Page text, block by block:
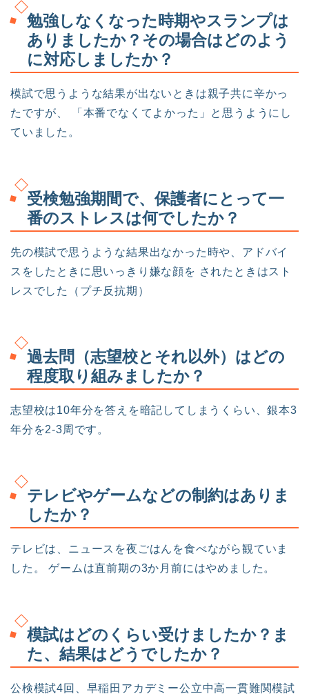
勉強しなくなった時期やスランプは
ありましたか？その場合はどのよう
に対応しましたか？
模試で思うような結果が出ないときは親子共に辛かっ
たですが、 「本番でなくてよかった」と思うようにし
ていました。
受検勉強期間で、保護者にとって一
番のストレスは何でしたか？
先の模試で思うような結果出なかった時や、アドバイ
スをしたときに思いっきり嫌な顔を されたときはスト
レスでした（プチ反抗期）
過去問（志望校とそれ以外）はどの
程度取り組みましたか？
志望校は10年分を答えを暗記してしまうくらい、銀本3
年分を2-3周です。
テレビやゲームなどの制約はありま
したか？
テレビは、ニュースを夜ごはんを食べながら観ていま
した。 ゲームは直前期の3か月前にはやめました。
模試はどのくらい受けましたか？ま
た、結果はどうでしたか？
公検模試4回、早稲田アカデミー公立中高一貫難関模試